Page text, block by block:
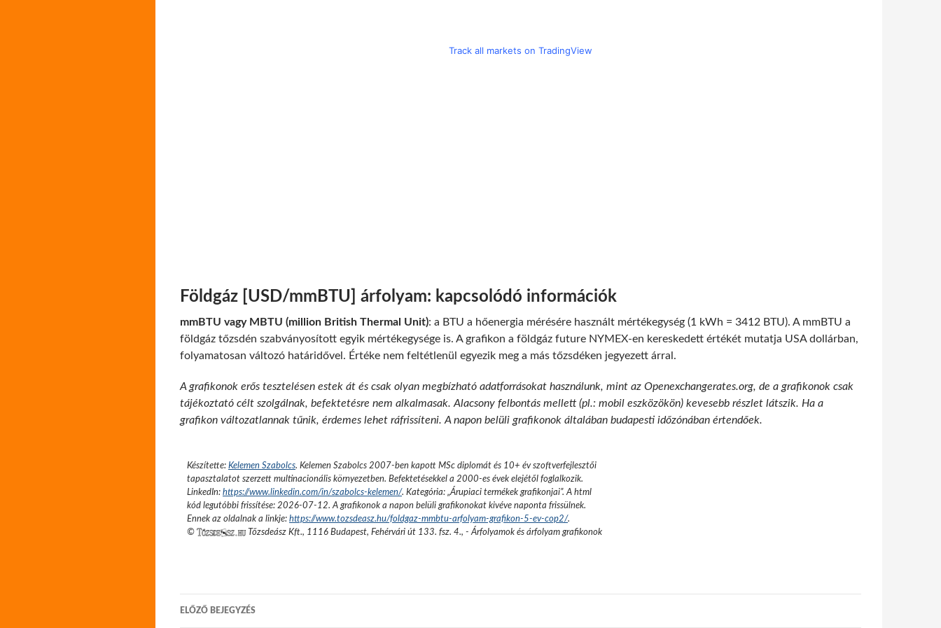
Track all markets on TradingView
Földgáz [USD/mmBTU] árfolyam: kapcsolódó információk
mmBTU vagy MBTU (million British Thermal Unit): a BTU a hőenergia mérésére használt mértékegység (1 kWh = 3412 BTU). A mmBTU a
földgáz tőzsdén szabványosított egyik mértékegysége is. A grafikon a földgáz future NYMEX-en kereskedett értékét mutatja USA dollárban,
folyamatosan változó határidővel. Értéke nem feltétlenül egyezik meg a más tőzsdéken jegyezett árral.
A grafikonok erős tesztelésen estek át és csak olyan megbízható adatforrásokat használunk, mint az Openexchangerates.org, de a grafikonok csak
tájékoztató célt szolgálnak, befektetésre nem alkalmasak. Alacsony felbontás mellett (pl.: mobil eszközökön) kevesebb részlet látszik. Ha a
grafikon változatlannak tűnik, érdemes lehet ráfrissíteni. A napon belüli grafikonok általában budapesti időzónában értendőek.
Készítette: Kelemen Szabolcs. Kelemen Szabolcs 2007-ben kapott MSc diplomát és 10+ év szoftverfejlesztői
tapasztalatot szerzett multinacionális környezetben. Befektetésekkel a 2000-es évek elejétől foglalkozik.
LinkedIn: https://www.linkedin.com/in/szabolcs-kelemen/. Kategória: „Árupiaci termékek grafikonjai”.A html
kód legutóbbi frissítése: 2026-07-12. A grafikonok a napon belüli grafikonokat kivéve naponta frissülnek.
Ennek az oldalnak a linkje: https://www.tozsdeasz.hu/foldgaz-mmbtu-arfolyam-grafikon-5-ev-cop2/.
©
Tőzsdeász Kft., 1116 Budapest, Fehérvári út 133. fsz. 4., - Árfolyamok és árfolyam grafikonok
Bejegyzés
navigáció
ELŐZŐ BEJEGYZÉS